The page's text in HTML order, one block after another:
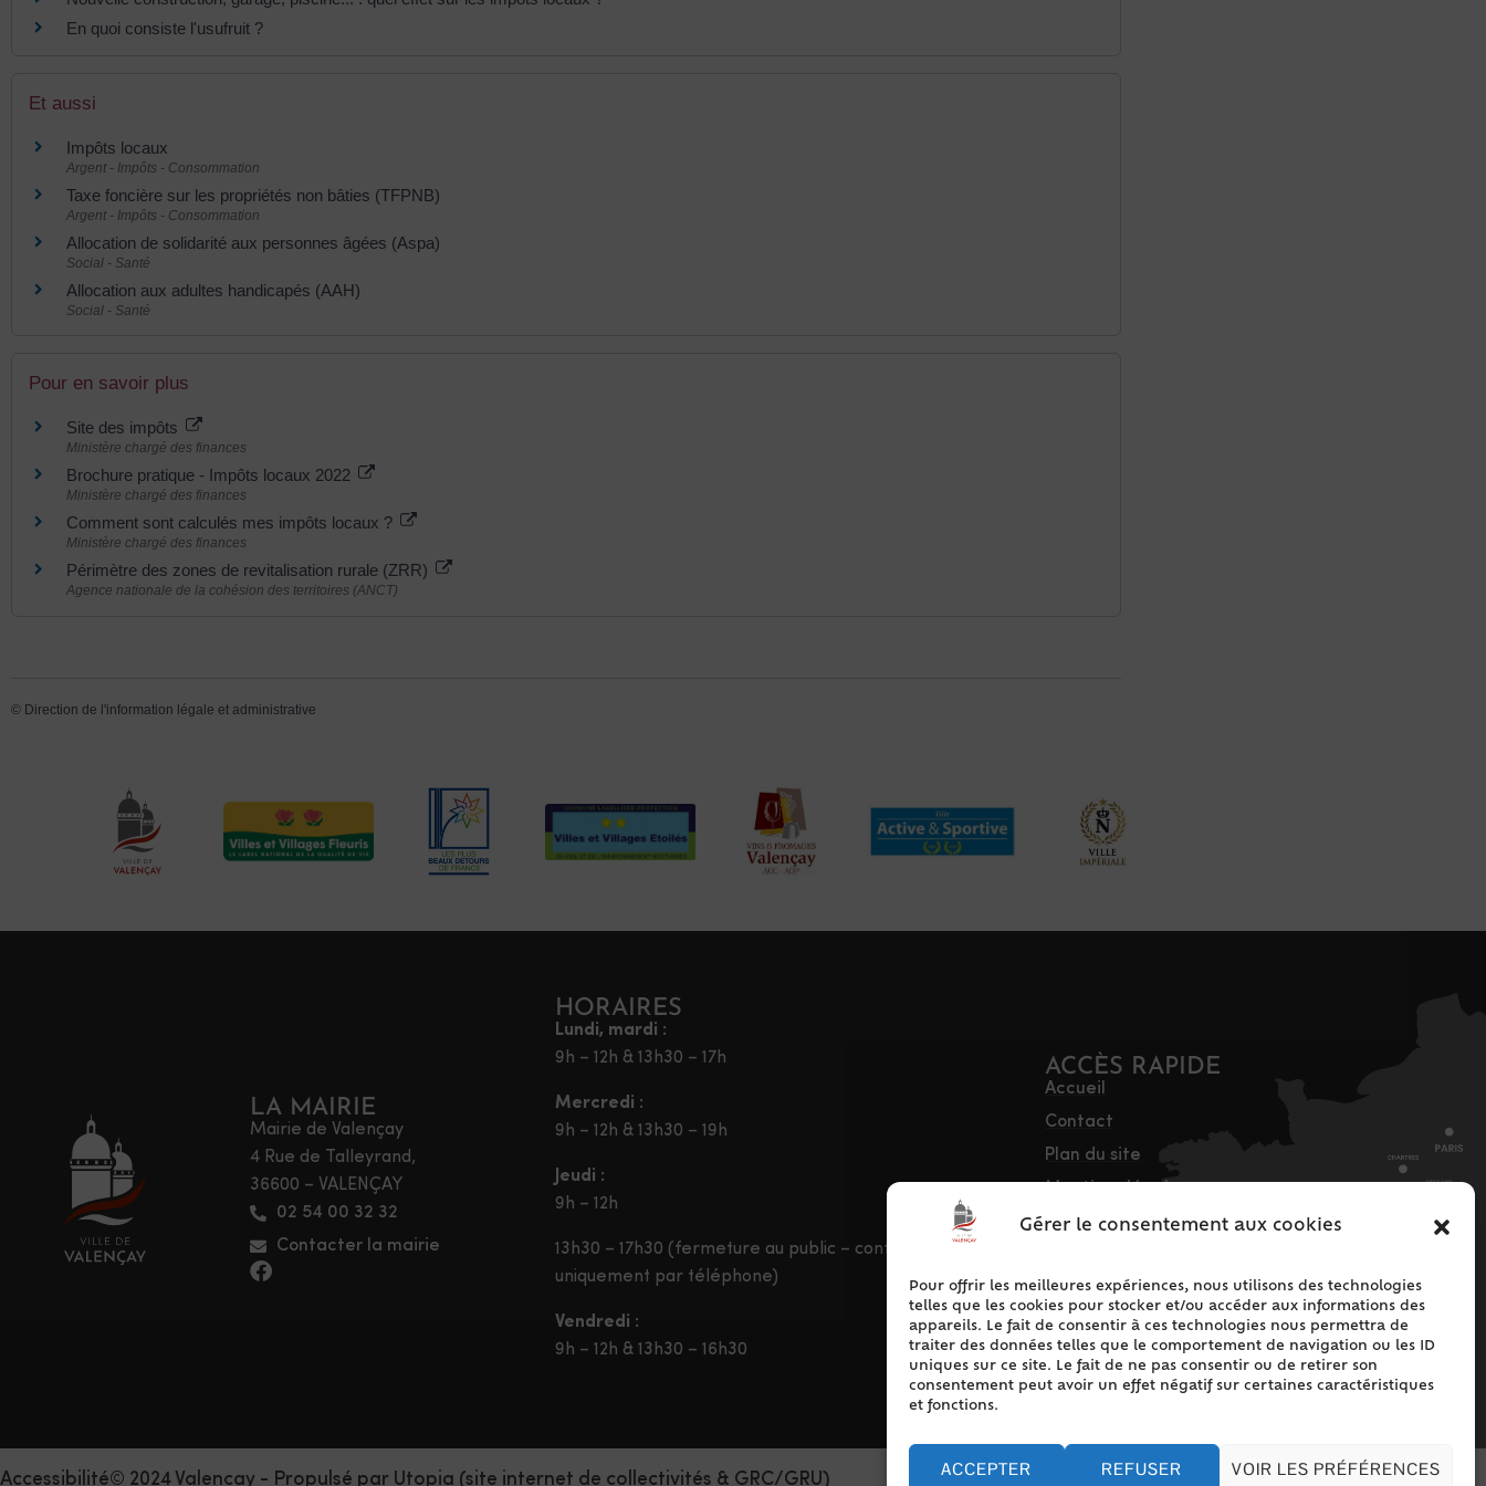
Gérer le consentement aux cookies
Pour offrir les meilleures expériences, nous utilisons des technologies
telles que les cookies pour stocker et/ou accéder aux informations des
appareils. Le fait de consentir à ces technologies nous permettra de
traiter des données telles que le comportement de navigation ou les ID
uniques sur ce site. Le fait de ne pas consentir ou de retirer son
consentement peut avoir un effet négatif sur certaines caractéristiques
et fonctions.
ACCEPTER REFUSER VOIR LES PRÉFÉRENCES
En quoi consiste l'usufruit ?
Et aussi
Impôts locaux
Argent - Impôts - Consommation
Taxe foncière sur les propriétés non bâties (TFPNB)
Argent - Impôts - Consommation
Allocation de solidarité aux personnes âgées (Aspa)
Social - Santé
Allocation aux adultes handicapés (AAH)
Social - Santé
Pour en savoir plus
Site des impôts
Ministère chargé des finances
Brochure pratique - Impôts locaux 2022
Ministère chargé des finances
Comment sont calculés mes impôts locaux ?
Ministère chargé des finances
Périmètre des zones de revitalisation rurale (ZRR)
Agence nationale de la cohésion des territoires (ANCT)
© Direction de l'information légale et administrative
LA MAIRIE
Mairie de Valençay
4 Rue de Talleyrand,
36600 – VALENÇAY
02 54 00 32 32
Contacter la mairie
HORAIRES
Lundi, mardi :
9h – 12h & 13h30 – 17h
Mercredi :
9h – 12h & 13h30 – 19h
Jeudi :
9h – 12h
13h30 – 17h30 (fermeture au public – contact
uniquement par téléphone)
Vendredi :
9h – 12h & 13h30 – 16h30
ACCÈS RAPIDE
Accueil
Contact
Plan du site
Mentions légales
Traitement des
Politique de cookies
(UE)
Accessibilité© 2024 Valencay - Propulsé par Utopia (site internet de collectivités & GRC/GRU)